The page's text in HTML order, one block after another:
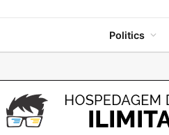
Politics